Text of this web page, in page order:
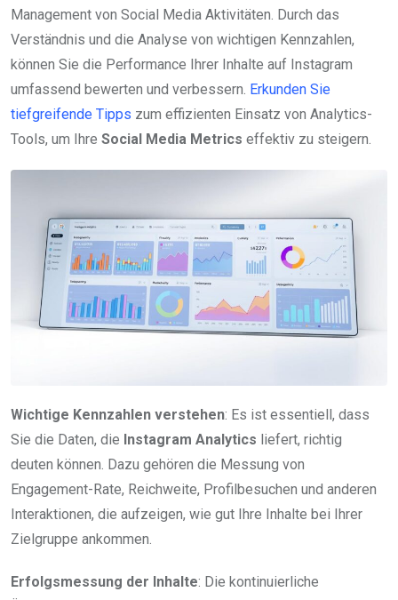
Management von Social Media Aktivitäten. Durch das
Verständnis und die Analyse von wichtigen Kennzahlen,
können Sie die Performance Ihrer Inhalte auf Instagram
umfassend bewerten und verbessern. Erkunden Sie
tiefgreifende Tipps zum effizienten Einsatz von Analytics-
Tools, um Ihre Social Media Metrics effektiv zu steigern.
Wichtige Kennzahlen verstehen: Es ist essentiell, dass
Sie die Daten, die Instagram Analytics liefert, richtig
deuten können. Dazu gehören die Messung von
Engagement-Rate, Reichweite, Profilbesuchen und anderen
Interaktionen, die aufzeigen, wie gut Ihre Inhalte bei Ihrer
Zielgruppe ankommen.
Erfolgsmessung der Inhalte: Die kontinuierliche